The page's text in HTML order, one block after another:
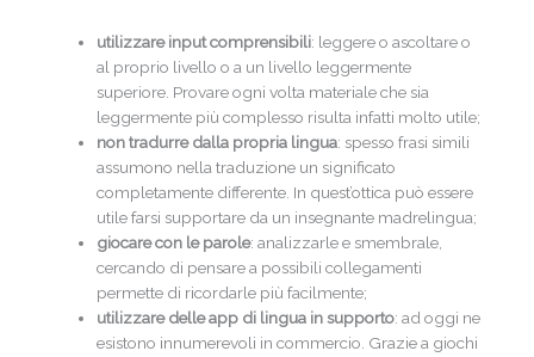
utilizzare input comprensibili: leggere o ascoltare o
al proprio livello o a un livello leggermente
superiore. Provare ogni volta materiale che sia
leggermente più complesso risulta infatti molto utile;
non tradurre dalla propria lingua: spesso frasi simili
assumono nella traduzione un significato
completamente differente. In quest’ottica può essere
utile farsi supportare da un insegnante madrelingua;
giocare con le parole: analizzarle e smembrale,
cercando di pensare a possibili collegamenti
permette di ricordarle più facilmente;
utilizzare delle app di lingua in supporto: ad oggi ne
esistono innumerevoli in commercio. Grazie a giochi